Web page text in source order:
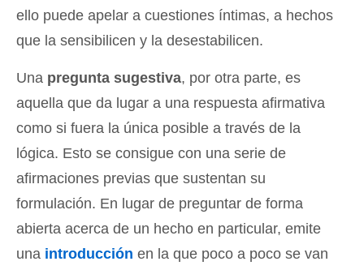
ello puede apelar a cuestiones íntimas, a hechos
que la sensibilicen y la desestabilicen.
Una pregunta sugestiva, por otra parte, es
aquella que da lugar a una respuesta afirmativa
como si fuera la única posible a través de la
lógica. Esto se consigue con una serie de
afirmaciones previas que sustentan su
formulación. En lugar de preguntar de forma
abierta acerca de un hecho en particular, emite
una introducción en la que poco a poco se van